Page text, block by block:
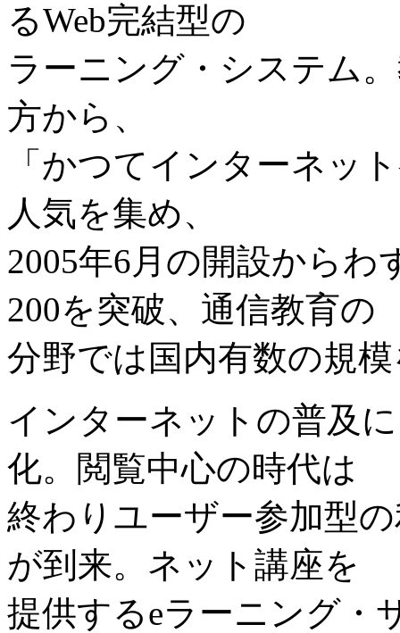
るWeb完結型の
ラーニング・システム
方から、
「かつてインターネッ
人気を集め、
2005年6月の開設からわ
200を突破、通信教育の
分野では国内有数の規
インターネットの普及
化。閲覧中心の時代は
終わりユーザー参加型
が到来。ネット講座を
提供するeラーニング・